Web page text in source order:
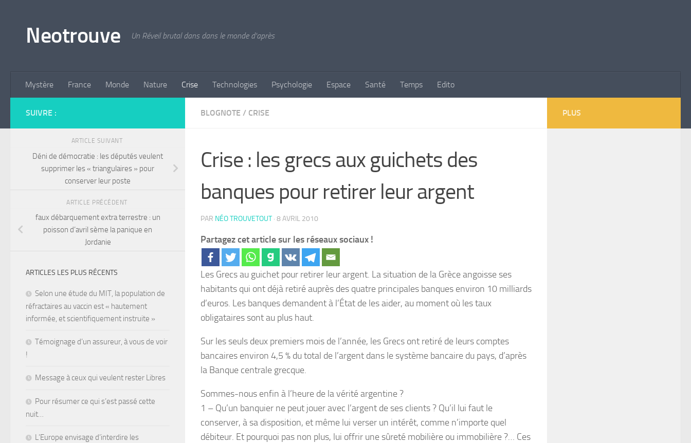
Neotrouve Un Réveil brutal dans dans le monde d'après
Mystère France Monde Nature Crise Technologies Psychologie Espace Santé Temps Edito
BLOGNOTE / CRISE
Crise : les grecs aux guichets des
banques pour retirer leur argent
PAR NÉO TROUVETOUT · 8 AVRIL 2010
Partagez cet article sur les réseaux sociaux !
Les Grecs au guichet pour retirer leur argent. La situation de la Grèce angoisse ses
habitants qui ont déjà retiré auprès des quatre principales banques environ 10 milliards
d’euros. Les banques demandent à l’État de les aider, au moment où les taux
obligataires sont au plus haut.
Sur les seuls deux premiers mois de l’année, les Grecs ont retiré de leurs comptes
bancaires environ 4,5 % du total de l’argent dans le système bancaire du pays, d’après
la Banque centrale grecque.
Sommes-nous enfin à l’heure de la vérité argentine ?
1 – Qu’un banquier ne peut jouer avec l’argent de ses clients ? Qu’il lui faut le
conserver, à sa disposition, et même lui verser un intérêt, comme n’importe quel
débiteur. Et pourquoi pas non plus, lui offrir une sûreté mobilière ou immobilière ?… Ces
SUIVRE :
ARTICLE SUIVANT
Déni de démocratie : les députés veulent
supprimer les « triangulaires » pour
conserver leur poste
ARTICLE PRÉCÉDENT
faux débarquement extra terrestre : un
poisson d’avril sème la panique en
Jordanie
ARTICLES LES PLUS RÉCENTS
Selon une étude du MIT, la population de
réfractaires au vaccin est « hautement
informée, et scientifiquement instruite »
Témoignage d’un assureur, à vous de voir
!
Message à ceux qui veulent rester Libres
Pour résumer ce qui s’est passé cette
nuit…
L’Europe envisage d’interdire les
PLUS